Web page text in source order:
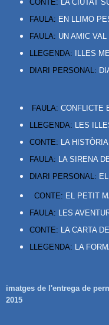
CONTE: LA CIUTAT
FAULA: EN LLIMO
FAULA: UN AMIC
LLEGENDA: ILLES
DIARI PERSONAL:
FAULA: CONFLICTE
LLEGENDA: LES
CONTE:
LA
FAULA: LA SIRENA
DIARI PERSONAL:
CONTE: EL PETIT
FAULA:
LES
CONTE: LA CARTA
LLEGENDA: LA
imatges de l'entrega de
2015